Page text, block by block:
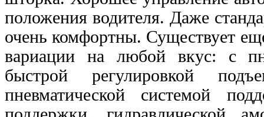
положения водителя. Даже
очень комфортны. Существует
вариации на любой вкус: с
быстрой регулировкой
пневматической системой